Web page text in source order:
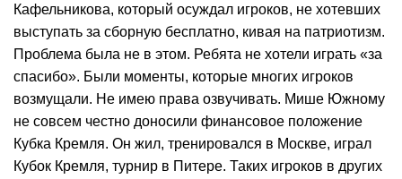
Кафельникова, который осуждал игроков, не хотевших
выступать за сборную бесплатно, кивая на патриотизм.
Проблема была не в этом. Ребята не хотели играть «за
спасибо». Были моменты, которые многих игроков
возмущали. Не имею права озвучивать. Мише Южному
не совсем честно доносили финансовое положение
Кубка Кремля. Он жил, тренировался в Москве, играл
Кубок Кремля, турнир в Питере. Таких игроков в других